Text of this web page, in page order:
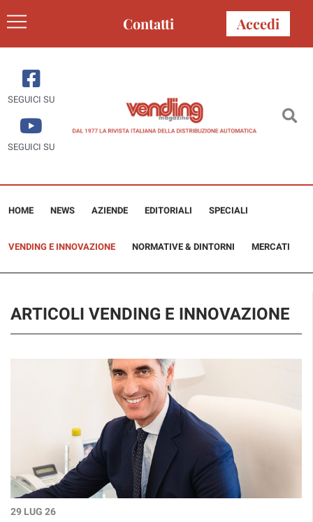
Contatti Accedi
SEGUICI SU
SEGUICI SU
HOME NEWS AZIENDE EDITORIALI SPECIALI
VENDING E INNOVAZIONE NORMATIVE & DINTORNI MERCATI
ARTICOLI VENDING E INNOVAZIONE
29 LUG 26